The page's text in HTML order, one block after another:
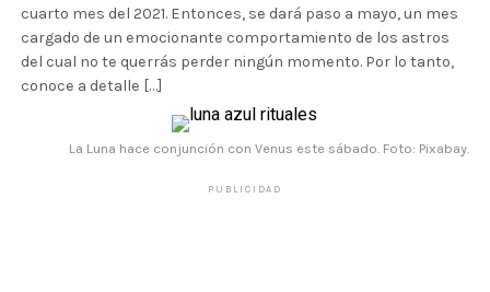
cuarto mes del 2021. Entonces, se dará paso a mayo, un mes
cargado de un emocionante comportamiento de los astros
del cual no te querrás perder ningún momento. Por lo tanto,
conoce a detalle […]
La Luna hace conjunción con Venus este sábado. Foto: Pixabay.
PUBLICIDAD